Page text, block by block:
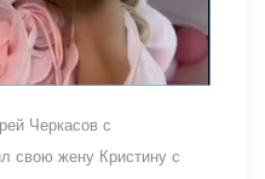
Черкасов с
свою жену Кристину с